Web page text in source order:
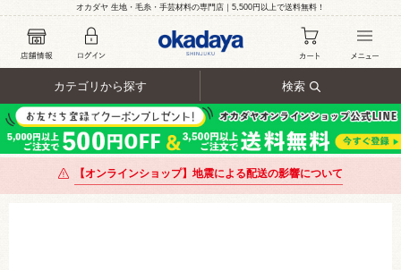
オカダヤ 生地・毛糸・手芸材料の専門店｜5,500円以上で送料無料！
カテゴリから探す 検索
【オンラインショップ】地震による配送の影響について